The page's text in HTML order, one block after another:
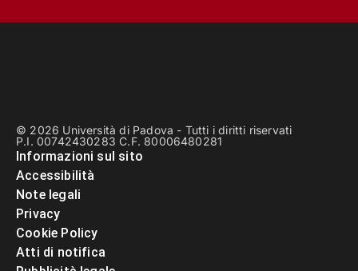
© 2026 Università di Padova - Tutti i diritti riservati
P.I. 00742430283 C.F. 80006480281
Informazioni sul sito
Accessibilità
Note legali
Privacy
Cookie Policy
Atti di notifica